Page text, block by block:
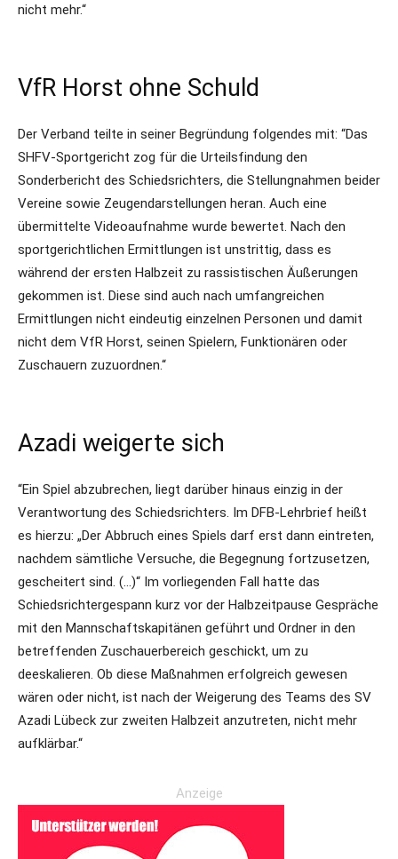
nicht mehr.“
VfR Horst ohne Schuld
Der Verband teilte in seiner Begründung folgendes mit: “Das
SHFV-Sportgericht zog für die Urteilsfindung den
Sonderbericht des Schiedsrichters, die Stellungnahmen beider
Vereine sowie Zeugendarstellungen heran. Auch eine
übermittelte Videoaufnahme wurde bewertet. Nach den
sportgerichtlichen Ermittlungen ist unstrittig, dass es
während der ersten Halbzeit zu rassistischen Äußerungen
gekommen ist. Diese sind auch nach umfangreichen
Ermittlungen nicht eindeutig einzelnen Personen und damit
nicht dem VfR Horst, seinen Spielern, Funktionären oder
Zuschauern zuzuordnen.“
Azadi weigerte sich
“Ein Spiel abzubrechen, liegt darüber hinaus einzig in der
Verantwortung des Schiedsrichters. Im DFB-Lehrbrief heißt
es hierzu: „Der Abbruch eines Spiels darf erst dann eintreten,
nachdem sämtliche Versuche, die Begegnung fortzusetzen,
gescheitert sind. (…)“ Im vorliegenden Fall hatte das
Schiedsrichtergespann kurz vor der Halbzeitpause Gespräche
mit den Mannschaftskapitänen geführt und Ordner in den
betreffenden Zuschauerbereich geschickt, um zu
deeskalieren. Ob diese Maßnahmen erfolgreich gewesen
wären oder nicht, ist nach der Weigerung des Teams des SV
Azadi Lübeck zur zweiten Halbzeit anzutreten, nicht mehr
aufklärbar.“
Anzeige